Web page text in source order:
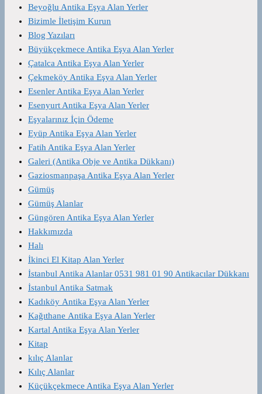
Beyoğlu Antika Eşya Alan Yerler
Bizimle İletişim Kurun
Blog Yazıları
Büyükçekmece Antika Eşya Alan Yerler
Çatalca Antika Eşya Alan Yerler
Çekmeköy Antika Eşya Alan Yerler
Esenler Antika Eşya Alan Yerler
Esenyurt Antika Eşya Alan Yerler
Eşyalarınız İçin Ödeme
Eyüp Antika Eşya Alan Yerler
Fatih Antika Eşya Alan Yerler
Galeri (Antika Obje ve Antika Dükkanı)
Gaziosmanpaşa Antika Eşya Alan Yerler
Gümüş
Gümüş Alanlar
Güngören Antika Eşya Alan Yerler
Hakkımızda
Halı
İkinci El Kitap Alan Yerler
İstanbul Antika Alanlar 0531 981 01 90 Antikacılar Dükkanı
İstanbul Antika Satmak
Kadıköy Antika Eşya Alan Yerler
Kağıthane Antika Eşya Alan Yerler
Kartal Antika Eşya Alan Yerler
Kitap
kılıç Alanlar
Kılıç Alanlar
Küçükçekmece Antika Eşya Alan Yerler